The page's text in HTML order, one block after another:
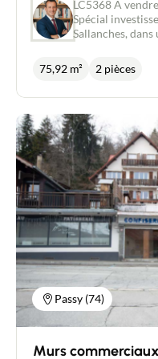
Deal
034 620 Raphael
plus
attendre.
LC5368 À
Spécial
Sallanches, dans
représentent
sécurisée. D’une
commerciale, un
de pièce
service. Les
garantissant
une place de parking
HT / mois - Prix
Emplacement
passage,
immédiats,
s’adresse
recherche d’un
locatif. Pour plus
visite, n’hésitez
75,92 m² 2 pièces
Passy (74)
Murs